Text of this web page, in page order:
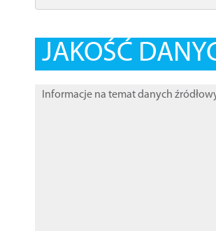
JAKOŚĆ
Informacje na temat danych